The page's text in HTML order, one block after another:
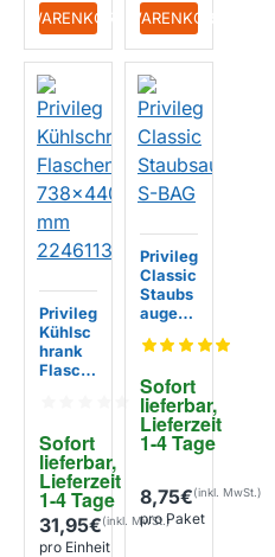
+ WARENKORB+ WARENKORB
Sofort
lieferbar,
Lieferzeit
1-4 Tage
Privileg
Kühlsc
hrank
Flasch
40 mm
224611
3100
31,95€
pro Einheit
Sofort
lieferbar,
Lieferzeit
1-4 Tage
Privileg
Classic
Staubs
augerb
S-BAG
8,75€
pro Paket